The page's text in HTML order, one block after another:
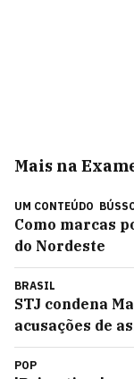
Mais na
UM CONTEÚDO
Como marcas
do Nordeste
BRASIL
STJ condena
acusações de
POP